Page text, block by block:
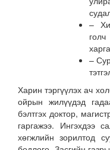
–
–
Харин тэргүүлэх ач
ойрын жилүүдэд
бэлтгэх доктор,
гаргажээ. Ингэхдээ
хөгжлийн зорилтод